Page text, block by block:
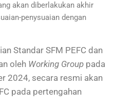
akan diberlakukan akhir
penysuaian dengan
Standar SFM PEFC dan
oleh Working Group pada
2024, secara resmi akan
pada pertengahan